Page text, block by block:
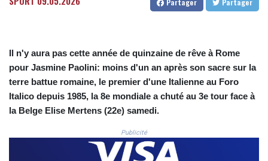
CNH 7.796152
CUC 1.156136
CUP 30.637594
CVE 110.646682
CZK 24.258158
DOP 67.345355
Il n'y aura pas cette année de quinzaine de rêve à Rome
pour Jasmine Paolini: moins d'un an après son sacre sur la
terre battue romaine, le premier d'une Italienne au Foro
Italico depuis 1985, la 8e mondiale a chuté au 3e tour face à
la Belge Elise Mertens (22e) samedi.
Publicité